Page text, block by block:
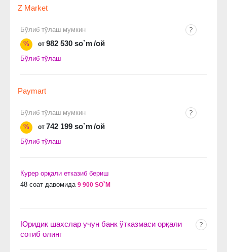
Z Market
Бўлиб тўлаш мумкин
%
от 982 530 so`m/ой
Бўлиб тўлаш
Paymart
Бўлиб тўлаш мумкин
%
от 742 199 so`m/ой
Бўлиб тўлаш
Курер орқали етказиб бериш
48 соат давомида 9 900 SO`M
Юридик шахслар учун банк ўтказмаси орқали
сотиб олинг